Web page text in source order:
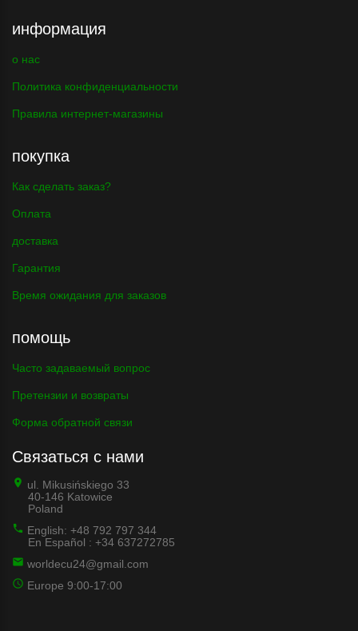
информация
о нас
Политика конфиденциальности
Правила интернет-магазины
покупка
Как сделать заказ?
Оплата
доставка
Гарантия
Время ожидания для заказов
помощь
Часто задаваемый вопрос
Претензии и возвраты
Форма обратной связи
Связаться с нами
ul. Mikusińskiego 33
40-146 Katowice
Poland
English: +48 792 797 344
En Español : +34 637272785
worldecu24@gmail.com
Europe 9:00-17:00